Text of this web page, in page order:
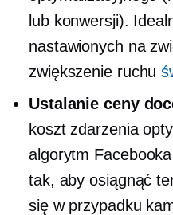
lub konwersji).
nastawionych na
zwiększenie ruchu
Ustalanie ceny
koszt zdarzenia
algorytm
tak, aby osiągnąć
się w przypadku